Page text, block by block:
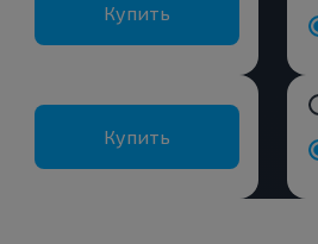
Купить
Купить